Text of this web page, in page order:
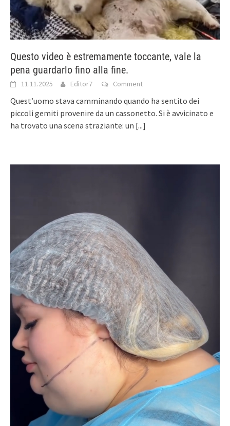
Questo video è estremamente toccante, vale la
pena guardarlo fino alla fine.
11.11.2025 Editor7 Comment
Quest’uomo stava camminando quando ha sentito dei
piccoli gemiti provenire da un cassonetto. Si è avvicinato e
ha trovato una scena straziante: un [...]